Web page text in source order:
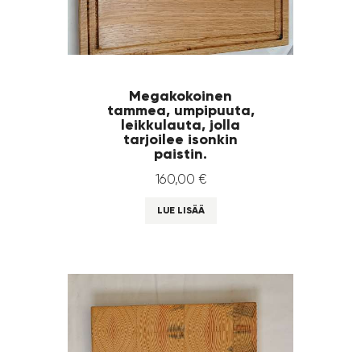
Megakokoinen
tammea, umpipuuta,
leikkulauta, jolla
tarjoilee isonkin
paistin.
160,00 €
LUE LISÄÄ